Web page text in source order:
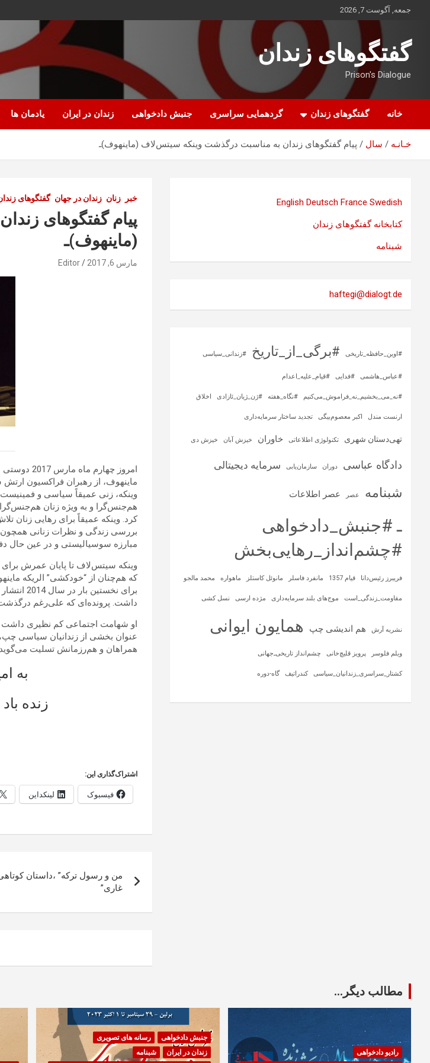
جمعه, آگوست 7, 2026
گفتگوهای زندان
Prison's Dialogue
خانه گفتگوهای زندان گردهمایی سراسری جنبش دادخواهی زندان در ایران یادمان ها
خـانـه سال پیام گفتگوهای زندان به مناسبت درگذشت وینکه سیتس‌لاف (ماینهوف)ـ
خبر زنان زندان در جهان گفتگوهای
پیام گفتگوهای
(ماینهوف)ـ
مارس 6, 2017 Editor
امروز
ماینهوف، از رهبران فراکسیون ارتش
وینکه، زنی عمیقاً سیاسی و
هم‌جنس‌گرا و به ویژه زنان
کرد. وینکه عمیقاً برای رهایی زنان
بررسی زندگی و نظرات زنانی همچون
مبارزه سوسیالیستی و در عین حال
وینکه سیتس‌لاف تا پایان عمرش
که هم‌چنان از “خودکشی” الریکه
برای
داشت. پرونده‌ای که علی‌رغم درگذشت
او شهامت اجتماعی کم نظیری داشت
عنوان بخشی از زندانیان سیاسی
همراهان و هم‌رزمانش تسلیت
به
زنده
اشتراک‌گذاری این:
فیسبوک لینکداین
نوشته
من و رسول ترکه” ،داستان
غاری”
English Deutsch France Swedish
کتابخانه گفتگوهای زندان
شبنامه
haftegi@dialogt.de
#اوین_حافظه_تاریخی #برگی_از_تاریخ #زندانی_سیاسی
#عباس_هاشمی #فدایی #قیام_علیه_اعدام
#نه_می_بخشیم_نه_فراموش_می‌کنیم #نگاه_هفته #ژن_ژیان_ئازادی اخلاق
ارنست مندل اکبر معصوم‌بیگی تجدید ساختار سرمایه‌داری
تهی‌دستان شهری تکنولوژی اطلاعاتی خاوران خیزش آبان خیزش دی
دادگاه عباسی دوران سازمان‌یابی سرمایه‌ دیجیتالی
شبنامه عصر عصر اطلاعات
ـ #جنبش_دادخواهی
#چشم‌انداز_رهایی‌بخش
فریبرز رئیس‌دانا قیام 1357 مانفرد فاسلر مانوئل کاستلز ماهواره‌ محمد مالجو
مقاومت_زندگی_است موج‌های بلند سرمایه‌داری مژده ارسی نسل کشی
نشریه آرش هم اندیشی چپ همایون ایوانی
ویلم فلوسر پرویز قلیچ‌خانی چشم‌انداز تاریخی‌ـ‌جهانی
کشتار_سراسری_زندانیان_سیاسی کندراتیف گاه-دوره
مطالب دیگر...
رادیو دادخواهی
جنبش دادخواهی
رسانه های تصویری
زندان در ایران
شبنامه